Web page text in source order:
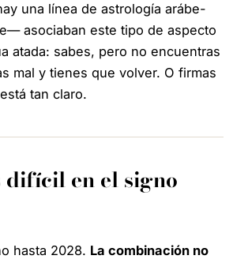
una línea de astrología arábe-
asociaban este tipo de aspecto
atada: sabes, pero no encuentras
mal y tienes que volver. O firmas
tan claro.
difícil en el signo
hasta 2028. La combinación no